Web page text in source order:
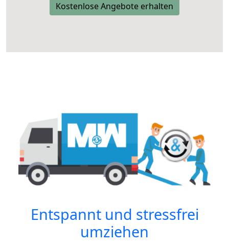
Kostenlose Angebote erhalten
Entspannt und stressfrei
umziehen